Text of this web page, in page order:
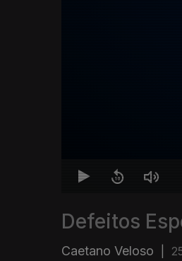
Defeitos
Caetano Veloso